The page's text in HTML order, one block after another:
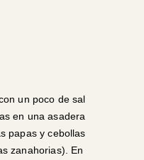
un poco de sal
en una asadera
papas y cebollas
zanahorias). En